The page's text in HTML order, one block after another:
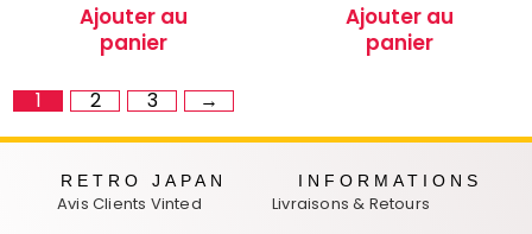
Ajouter au
panier
Ajouter au
panier
1 2 3 →
RETRO JAPAN
Avis Clients Vinted
INFORMATIONS
Livraisons & Retours